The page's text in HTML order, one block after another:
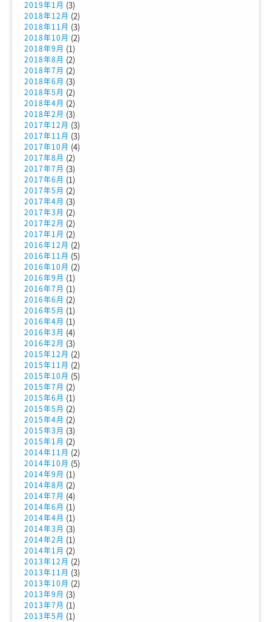
2019年1月 (3)
2018年12月 (2)
2018年11月 (3)
2018年10月 (2)
2018年9月 (1)
2018年8月 (2)
2018年7月 (2)
2018年6月 (3)
2018年5月 (2)
2018年4月 (2)
2018年2月 (3)
2017年12月 (3)
2017年11月 (3)
2017年10月 (4)
2017年8月 (2)
2017年7月 (3)
2017年6月 (1)
2017年5月 (2)
2017年4月 (3)
2017年3月 (2)
2017年2月 (2)
2017年1月 (2)
2016年12月 (2)
2016年11月 (5)
2016年10月 (2)
2016年9月 (1)
2016年7月 (1)
2016年6月 (2)
2016年5月 (1)
2016年4月 (1)
2016年3月 (4)
2016年2月 (3)
2015年12月 (2)
2015年11月 (2)
2015年10月 (5)
2015年7月 (2)
2015年6月 (1)
2015年5月 (2)
2015年4月 (2)
2015年3月 (3)
2015年1月 (2)
2014年11月 (2)
2014年10月 (5)
2014年9月 (1)
2014年8月 (2)
2014年7月 (4)
2014年6月 (1)
2014年4月 (1)
2014年3月 (3)
2014年2月 (1)
2014年1月 (2)
2013年12月 (2)
2013年11月 (3)
2013年10月 (2)
2013年9月 (3)
2013年7月 (1)
2013年5月 (1)